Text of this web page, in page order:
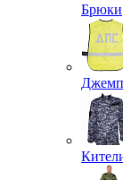
Брюки